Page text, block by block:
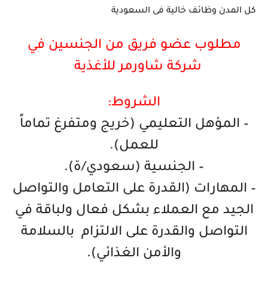
كل المدن وظائف خالية فى السعودية
مطلوب عضو فريق من الجنسين في
شركة شاورمر للأغذية
الشروط:
– المؤهل التعليمي (خريج ومتفرغ تماماً
للعمل).
– الجنسية (سعودي/ة).
– المهارات (القدرة على التعامل والتواصل
الجيد مع العملاء بشكل فعال ولباقة في
التواصل والقدرة على الالتزام بالسلامة
والأمن الغذائي).